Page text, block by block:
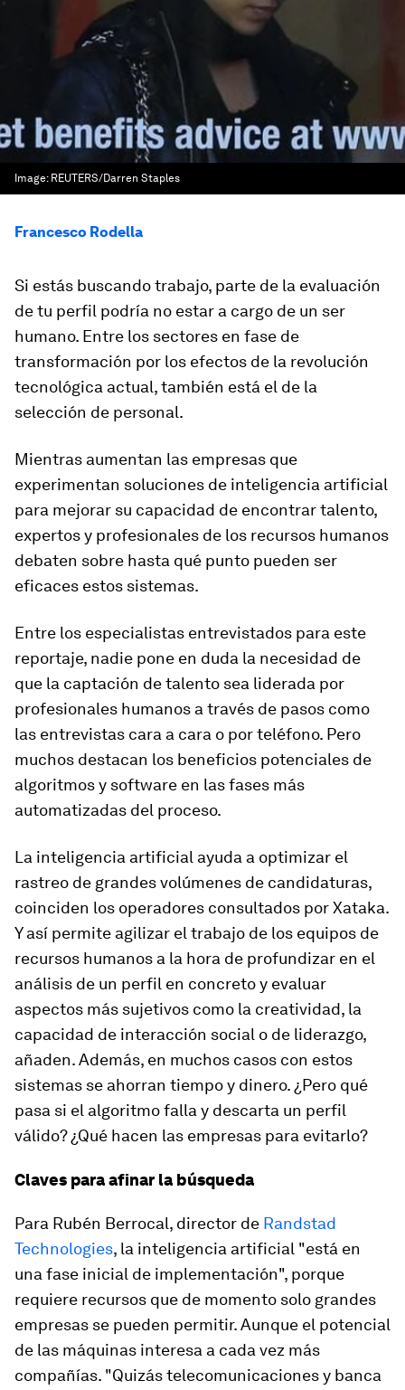
Image: REUTERS/Darren Staples
Francesco Rodella
Si estás buscando trabajo, parte de la evaluación
de tu perfil podría no estar a cargo de un ser
humano. Entre los sectores en fase de
transformación por los efectos de la revolución
tecnológica actual, también está el de la
selección de personal.
Mientras aumentan las empresas que
experimentan soluciones de inteligencia artificial
para mejorar su capacidad de encontrar talento,
expertos y profesionales de los recursos humanos
debaten sobre hasta qué punto pueden ser
eficaces estos sistemas.
Entre los especialistas entrevistados para este
reportaje, nadie pone en duda la necesidad de
que la captación de talento sea liderada por
profesionales humanos a través de pasos como
las entrevistas cara a cara o por teléfono. Pero
muchos destacan los beneficios potenciales de
algoritmos y software en las fases más
automatizadas del proceso.
La inteligencia artificial ayuda a optimizar el
rastreo de grandes volúmenes de candidaturas,
coinciden los operadores consultados por Xataka.
Y así permite agilizar el trabajo de los equipos de
recursos humanos a la hora de profundizar en el
análisis de un perfil en concreto y evaluar
aspectos más sujetivos como la creatividad, la
capacidad de interacción social o de liderazgo,
añaden. Además, en muchos casos con estos
sistemas se ahorran tiempo y dinero. ¿Pero qué
pasa si el algoritmo falla y descarta un perfil
válido? ¿Qué hacen las empresas para evitarlo?
Claves para afinar la búsqueda
Para Rubén Berrocal, director de Randstad
Technologies, la inteligencia artificial "está en
una fase inicial de implementación", porque
requiere recursos que de momento solo grandes
empresas se pueden permitir. Aunque el potencial
de las máquinas interesa a cada vez más
compañías. "Quizás telecomunicaciones y banca